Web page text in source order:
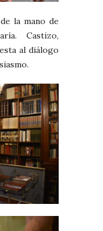
la mano de
Castizo,
al diálogo